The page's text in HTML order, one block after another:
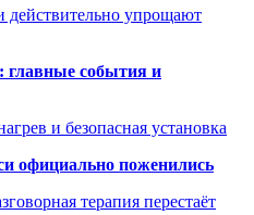
действительно упрощают
главные события и
и безопасная установка
официально поженились
терапия перестаёт